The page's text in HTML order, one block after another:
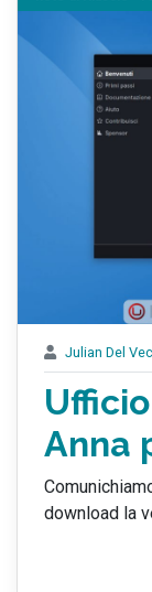
Julian Del
Anna
download la